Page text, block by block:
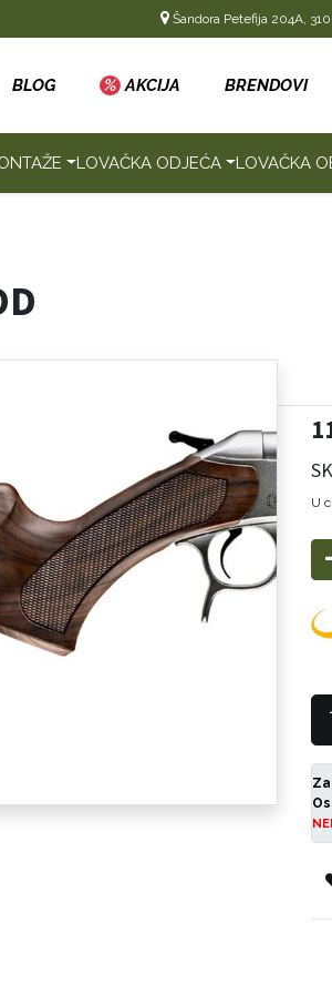
Šandora Petefija 204A,
BLOG % AKCIJA BRENDOVI
LOVAČKA ODJEĆA LOVAČKA
U